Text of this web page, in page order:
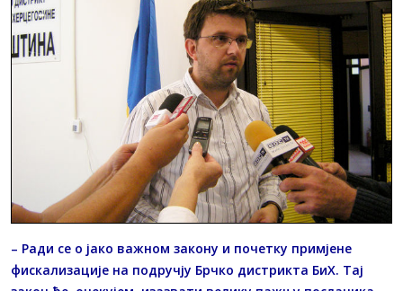
– Ради се о јако важном закону и почетку примјене
фискализације на подручју Брчко дистрикта БиХ. Тај